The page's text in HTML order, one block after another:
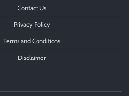
Contact Us
Privacy Policy
Terms and Conditions
Disclaimer